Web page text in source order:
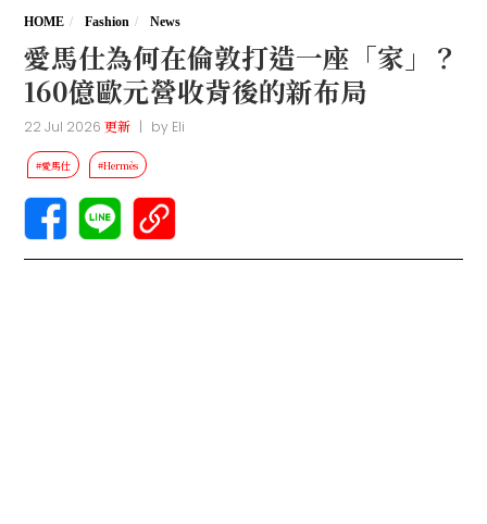
HOME Fashion News
愛馬仕為何在倫敦打造一座「家」？
160億歐元營收背後的新布局
22 Jul 2026更新 | by Eli
#愛馬仕 #Hermès